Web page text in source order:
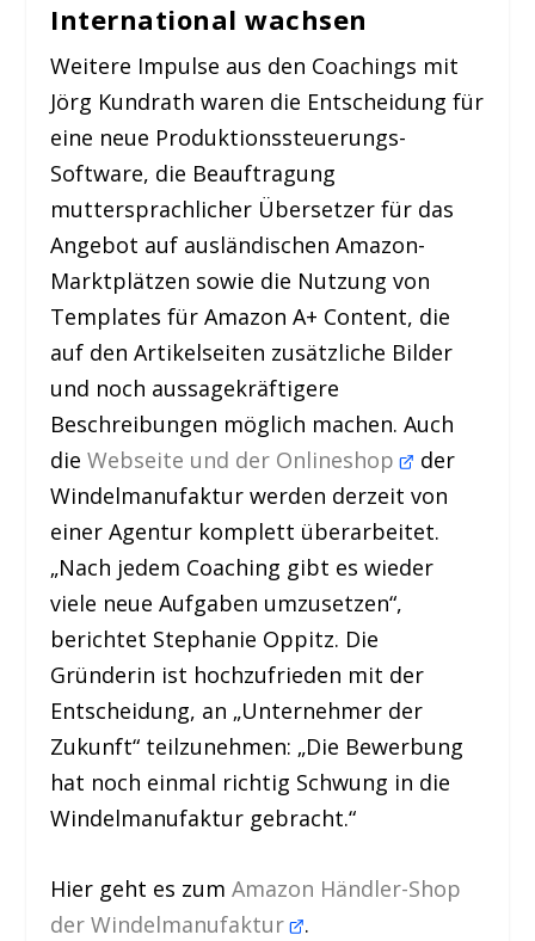
International wachsen
Weitere Impulse aus den Coachings mit
Jörg Kundrath waren die Entscheidung für
eine neue Produktionssteuerungs-
Software, die Beauftragung
muttersprachlicher Übersetzer für das
Angebot auf ausländischen Amazon-
Marktplätzen sowie die Nutzung von
Templates für Amazon A+ Content, die
auf den Artikelseiten zusätzliche Bilder
und noch aussagekräftigere
Beschreibungen möglich machen. Auch
dieWebseite und der Onlineshop
der
Windelmanufaktur werden derzeit von
einer Agentur komplett überarbeitet.
„Nach jedem Coaching gibt es wieder
viele neue Aufgaben umzusetzen“,
berichtet Stephanie Oppitz. Die
Gründerin ist hochzufrieden mit der
Entscheidung, an „Unternehmer der
Zukunft“ teilzunehmen: „Die Bewerbung
hat noch einmal richtig Schwung in die
Windelmanufaktur gebracht.“
Hier geht es zumAmazon Händler-Shop
der Windelmanufaktur .